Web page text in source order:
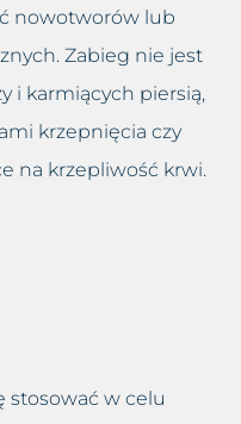
nowotworów lub
Zabieg nie jest
i karmiących piersią,
krzepnięcia czy
na krzepliwość krwi.
stosować w celu